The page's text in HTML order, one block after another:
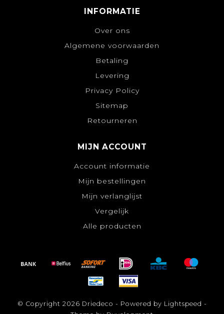
INFORMATIE
Over ons
Algemene voorwaarden
Betaling
Levering
Privacy Policy
Sitemap
Retourneren
MIJN ACCOUNT
Account informatie
Mijn bestellingen
Mijn verlanglijst
Vergelijk
Alle producten
© Copyright 2026 Driedeco - Powered by Lightspeed -